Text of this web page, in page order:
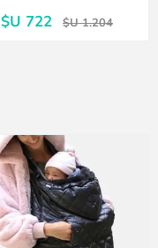
$U 722 $U 1.204